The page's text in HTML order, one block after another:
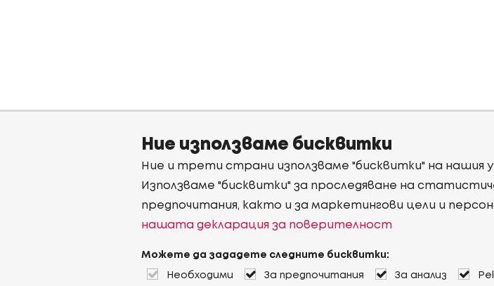
Ние използваме бисквитки
Ние и трети страни използваме "бисквитки" на нашия
Използваме "бисквитки" за проследяване на
предпочитания, както и за маркетингови цели и
нашата декларация за поверителност
Можете да зададете следните бисквитки:
Необходими За предпочитания За анализ